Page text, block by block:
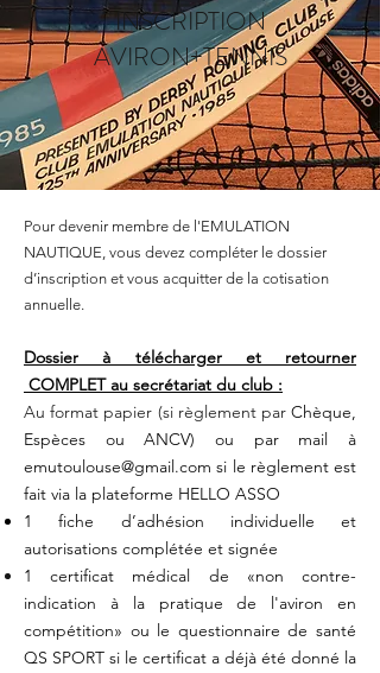
INSCRIPTION
AVIRON+TENNIS
Pour devenir membre de l'EMULATION
NAUTIQUE, vous devez compléter le dossier
d’inscription et vous acquitter de la cotisation
annuelle.
Dossier à télécharger et retourner
COMPLET au secrétariat du club :
Au format papier (si règlement par Chèque,
Espèces ou ANCV) ou par mail à
emutoulouse@gmail.com si le règlement est
fait via la plateforme HELLO ASSO
1 fiche d’adhésion individuelle et
autorisations complétée et signée
1 certificat médical de «non contre-
indication à la pratique de l'aviron en
compétition» ou le questionnaire de santé
QS SPORT si le certificat a déjà été donné la